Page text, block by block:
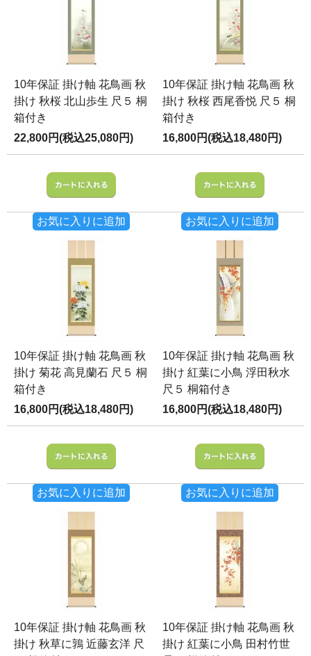
10年保証 掛け軸 花鳥画 秋
掛け 秋桜 北山歩生 尺５ 桐
箱付き
22,800円(税込25,080円)
お気に入りに追加
10年保証 掛け軸 花鳥画 秋
掛け 秋桜 西尾香悦 尺５ 桐
箱付き
16,800円(税込18,480円)
お気に入りに追加
10年保証 掛け軸 花鳥画 秋
掛け 菊花 高見蘭石 尺５ 桐
箱付き
16,800円(税込18,480円)
お気に入りに追加
10年保証 掛け軸 花鳥画 秋
掛け 紅葉に小鳥 浮田秋水
尺５ 桐箱付き
16,800円(税込18,480円)
お気に入りに追加
10年保証 掛け軸 花鳥画 秋
掛け 秋草に鶉 近藤玄洋 尺
10年保証 掛け軸 花鳥画 秋
掛け 紅葉に小鳥 田村竹世